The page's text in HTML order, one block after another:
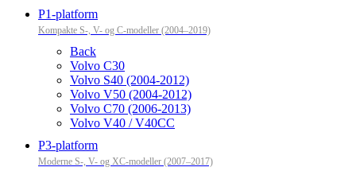
P1-platform
Kompakte S-, V- og C-modeller (2004–2019)
Back
Volvo C30
Volvo S40 (2004-2012)
Volvo V50 (2004-2012)
Volvo C70 (2006-2013)
Volvo V40 / V40CC
P3-platform
Moderne S-, V- og XC-modeller (2007–2017)